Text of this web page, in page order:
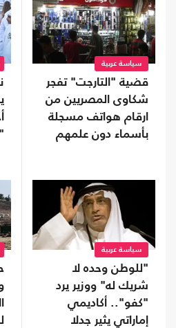
سياسة عربية
قضية "التارجت" تفجر
شكاوى المصريين من
ارقام هواتف مسجلة
بأسماء دون علمهم
سياسة عربية
"للوطن وحده لا
شريك له" ووزير يرد
"كفو".. أكاديمي
إماراتي يثير جدلا